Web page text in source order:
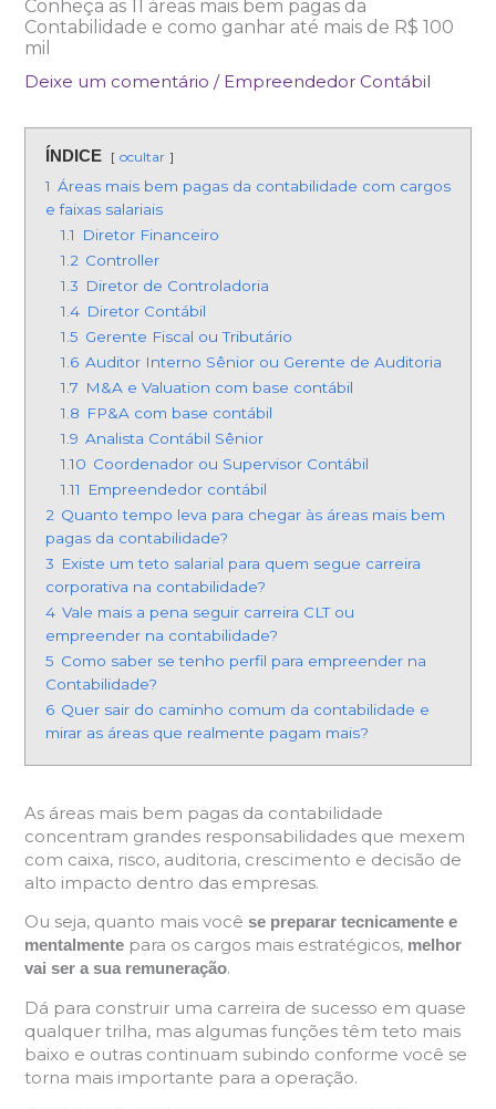
Conheça as 11 áreas mais bem pagas da
Contabilidade e como ganhar até mais de R$ 100
mil
Deixe um comentário / Empreendedor Contábil
ÍNDICE ocultar
1 Áreas mais bem pagas da contabilidade com cargos
e faixas salariais
1.1
Diretor Financeiro
1.2 Controller
1.3 Diretor de Controladoria
1.4 Diretor Contábil
1.5 Gerente Fiscal ou Tributário
1.6 Auditor Interno Sênior ou Gerente de Auditoria
1.7 M&A e Valuation com base contábil
1.8 FP&A com base contábil
1.9 Analista Contábil Sênior
1.10 Coordenador ou Supervisor Contábil
1.11
Empreendedor contábil
2 Quanto tempo leva para chegar às áreas mais bem
pagas da contabilidade?
3 Existe um teto salarial para quem segue carreira
corporativa na contabilidade?
4 Vale mais a pena seguir carreira CLT ou
empreender na contabilidade?
5 Como saber se tenho perfil para empreender na
Contabilidade?
6 Quer sair do caminho comum da contabilidade e
mirar as áreas que realmente pagam mais?
As áreas mais bem pagas da contabilidade
concentram grandes responsabilidades que mexem
com caixa, risco, auditoria, crescimento e decisão de
alto impacto dentro das empresas.
Ou seja, quanto mais você se preparar tecnicamente e
mentalmentepara os cargos mais estratégicos, melhor
vai ser a sua remuneração.
Dá para construir uma carreira de sucesso em quase
qualquer trilha, mas algumas funções têm teto mais
baixo e outras continuam subindo conforme você se
torna mais importante para a operação.